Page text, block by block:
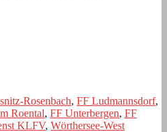
Rosenbach, FF Ludmannsdorf,
Roental, FF Unterbergen, FF
KLFV, Wörthersee-West